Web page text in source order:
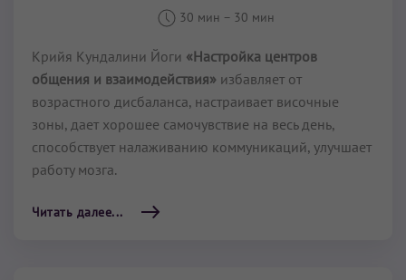
30 мин – 30 мин
Крийя Кундалини Йоги «Настройка центров
общения и взаимодействия» избавляет от
возрастного дисбаланса, настраивает височные
зоны, дает хорошее самочувствие на весь день,
способствует налаживанию коммуникаций, улучшает
работу мозга.
Читать далее...